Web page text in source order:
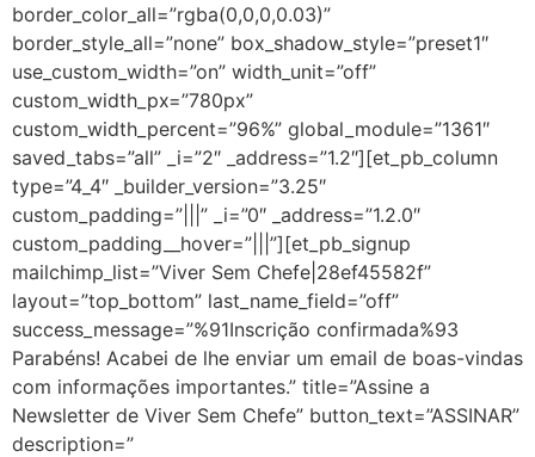
border_color_all=”rgba(0,0,0,0.03)”
border_style_all=”none” box_shadow_style=”preset1″
use_custom_width=”on” width_unit=”off”
custom_width_px=”780px”
custom_width_percent=”96%” global_module=”1361″
saved_tabs=”all” _i=”2″ _address=”1.2″][et_pb_column
type=”4_4″ _builder_version=”3.25″
custom_padding=”|||” _i=”0″ _address=”1.2.0″
custom_padding__hover=”|||”][et_pb_signup
mailchimp_list=”Viver Sem Chefe|28ef45582f”
layout=”top_bottom” last_name_field=”off”
success_message=”%91Inscrição confirmada%93
Parabéns! Acabei de lhe enviar um email de boas-vindas
com informações importantes.” title=”Assine a
Newsletter de Viver Sem Chefe” button_text=”ASSINAR”
description=”